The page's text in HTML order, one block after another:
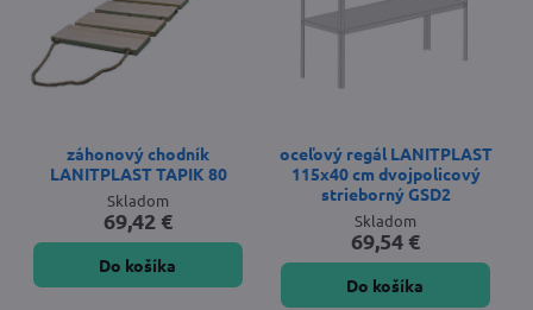
záhonový chodník
LANITPLAST TAPIK 80
Skladom
69,42 €
Do košíka
oceľový regál LANITPLAST
115x40 cm dvojpolicový
strieborný GSD2
Skladom
69,54 €
Do košíka